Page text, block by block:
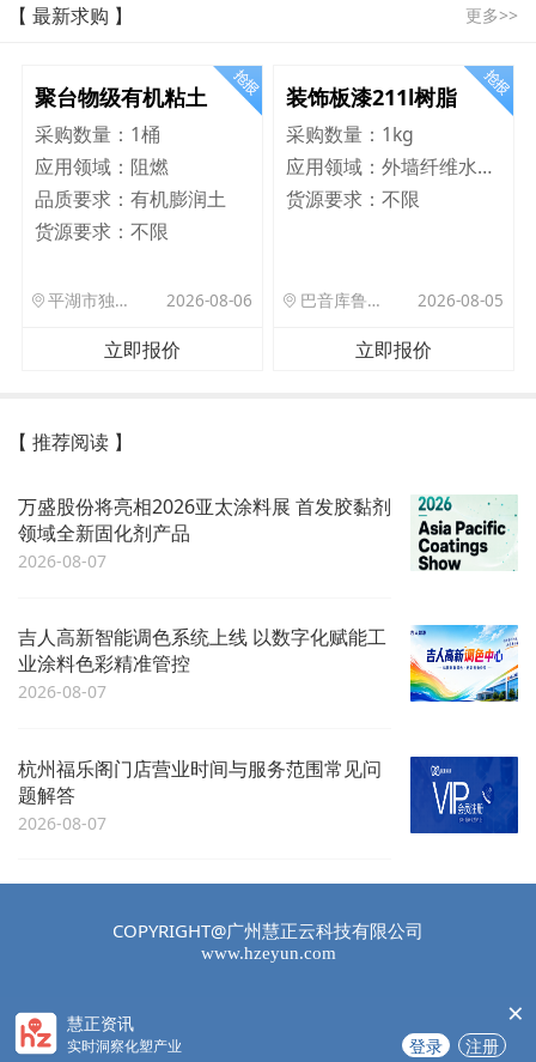
【 最新求购 】 更多>>
聚台物级有机粘土
采购数量： 1桶
应用领域： 阻燃
品质要求： 有机膨润土
货源要求： 不限
平湖市独山港镇集港路 589 号 2026-08-06
立即报价
装饰板漆211l树脂
采购数量： 1kg
应用领域：
外墙纤维水泥板
货源要求：不限
巴音库鲁提镇,托帕口岸六号库房 2026-08-05
立即报价
【 推荐阅读 】
万盛股份将亮相2026亚太涂料展 首发胶黏剂
领域全新固化剂产品
2026-08-07
吉人高新智能调色系统上线 以数字化赋能工
业涂料色彩精准管控
2026-08-07
杭州福乐阁门店营业时间与服务范围常见问
题解答
2026-08-07
COPYRIGHT@广州慧正云科技有限公司
www.hzeyun.com
慧正资讯
实时洞察化塑产业 登录 注册
×